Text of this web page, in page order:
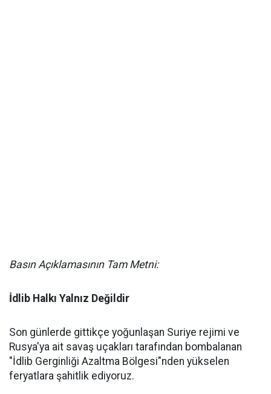
Basın Açıklamasının Tam Metni:
İdlib Halkı Yalnız Değildir
Son günlerde gittikçe yoğunlaşan Suriye rejimi ve
Rusya'ya ait savaş uçakları tarafından bombalanan
"İdlib Gerginliği Azaltma Bölgesi"nden yükselen
feryatlara şahitlik ediyoruz.